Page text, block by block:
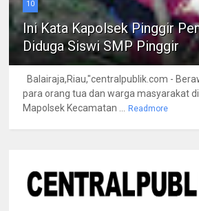
10
Ini Kata Kapolsek Pinggir
Diduga Siswi SMP Pinggir
Balairaja,Riau,"centralpublik.com -
para orang tua dan warga masyarakat
Mapolsek Kecamatan ...
Readmore